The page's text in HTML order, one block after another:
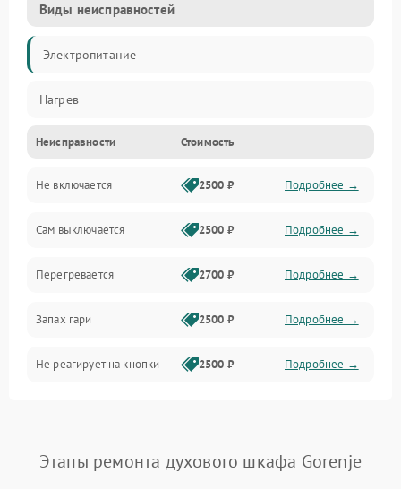
Виды неисправностей
Электропитание
Нагрев
Неисправности Стоимость
Не включается 2500 ₽ Подробнее →
Сам выключается 2500 ₽ Подробнее →
Перегревается 2700 ₽ Подробнее →
Запах гари 2500 ₽ Подробнее →
Не реагирует на кнопки 2500 ₽ Подробнее →
Этапы ремонта духового шкафа Gorenje